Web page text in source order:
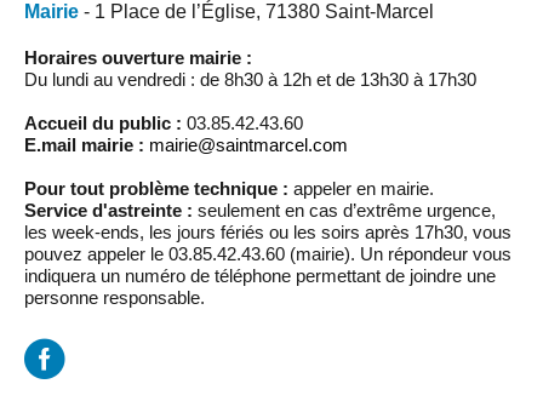
Mairie - 1 Place de l’Église, 71380 Saint-Marcel
Horaires ouverture mairie :
Du lundi au vendredi : de 8h30 à 12h et de 13h30 à 17h30
Accueil du public : 03.85.42.43.60
E.mail mairie : mairie@saintmarcel.com
Pour tout problème technique : appeler en mairie.
Service d'astreinte : seulement en cas d’extrême urgence,
les week-ends, les jours fériés ou les soirs après 17h30, vous
pouvez appeler le 03.85.42.43.60 (mairie). Un répondeur vous
indiquera un numéro de téléphone permettant de joindre une
personne responsable.